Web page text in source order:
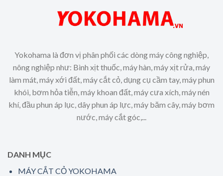
Yokohama là đơn vị phân phối các dòng máy công nghiệp,
nông nghiệp như: Bình xịt thuốc, máy hàn, máy xịt rửa, máy
làm mát, máy xới đất, máy cắt cỏ, dụng cụ cầm tay, máy phun
khói, bơm hỏa tiễn, máy khoan đất, máy cưa xích, máy nén
khí, đầu phun áp lục, dây phun áp lực, máy băm cây, máy bơm
nước, máy cắt góc,...
DANH MỤC
MÁY CẮT CỎ YOKOHAMA